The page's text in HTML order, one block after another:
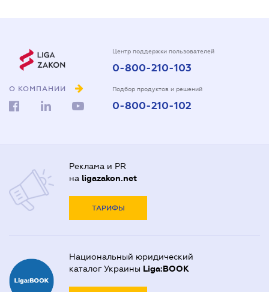
О КОМПАНИИ
Центр поддержки пользователей
0-800-210-103
Подбор продуктов и решений
0-800-210-102
Реклама и PR
на ligazakon.net
ТАРИФЫ
Национальный юридический
каталог Украины Liga:BOOK